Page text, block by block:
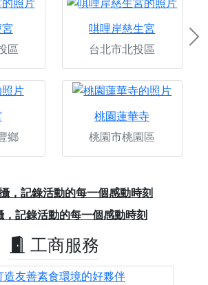
區
唭哩岸慈生宮
台北市北投區
鄉
桃園蓮華寺
桃園市桃園區
，記錄活動的每一個感動時刻
工商服務